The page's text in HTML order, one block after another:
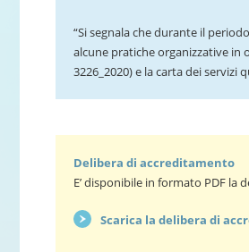
“Si segnala che durante il
alcune pratiche organizzative in
3226_2020) e la carta dei servizi
Delibera di accreditamento
E’ disponibile in formato PDF
Scarica la delibera di